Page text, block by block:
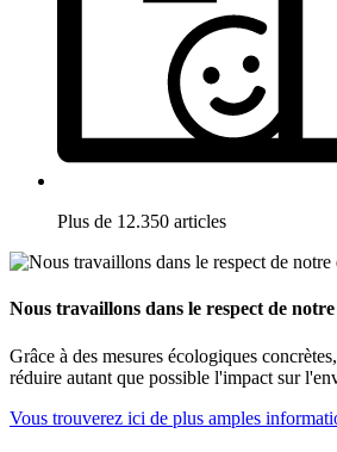
Plus de 12.350 articles
Nous travaillons dans le respect de
Grâce à des mesures écologiques
réduire autant que possible l'impact sur
Vous trouverez ici de plus amples